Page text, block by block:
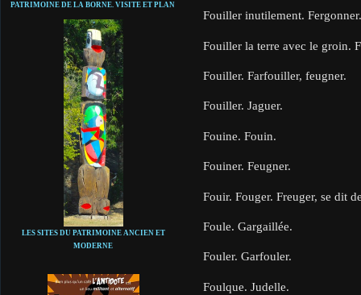
PATRIMOINE DE LA BORNE. VISITE ET PLAN
LES SITES DU PATRIMOINE ANCIEN ET
MODERNE
Fouiller inutilement.
Fouiller la terre avec le groin.
Fouiller. Farfouiller, feugner.
Fouiller. Jaguer.
Fouine. Fouin.
Fouiner. Feugner.
Fouir. Fouger. Freuger, se dit
Foule. Gargaillée.
Fouler. Garfouler.
Foulque. Judelle.